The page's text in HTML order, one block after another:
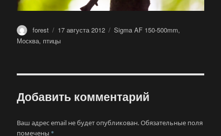
Автор
forest Опубликовано
17 августа 2012 Метки
Sigma AF 150-500mm,
Москва, птицы
Добавить комментарий
Ваш адрес email не будет опубликован.Обязательные поля
помечены *